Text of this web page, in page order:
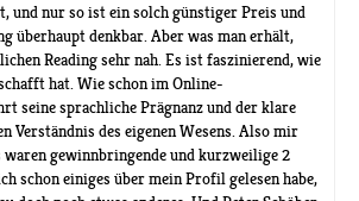
und nur so ist ein solch günstiger Preis und
überhaupt denkbar. Aber was man erhält,
Reading sehr nah. Es ist faszinierend, wie
hat. Wie schon im Online-
seine sprachliche Prägnanz und der klare
Verständnis des eigenen Wesens. Also mir
waren gewinnbringende und kurzweilige 2
schon einiges über mein Profil gelesen habe,